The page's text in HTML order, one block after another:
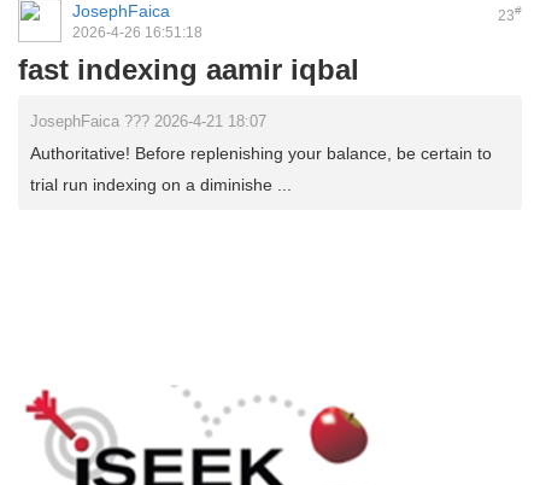
23#
JosephFaica
2026-4-26 16:51:18
fast indexing aamir iqbal
JosephFaica ??? 2026-4-21 18:07
Authoritative! Before replenishing your balance, be certain to
trial run indexing on a diminishe ...